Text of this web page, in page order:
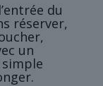
du
réserver,
un